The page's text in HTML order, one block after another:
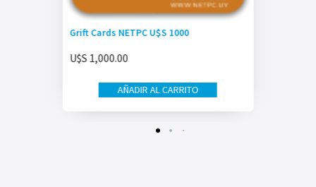
Grift Cards NETPC U$S 1000
U$S 1,000.00
AÑADIR AL CARRITO